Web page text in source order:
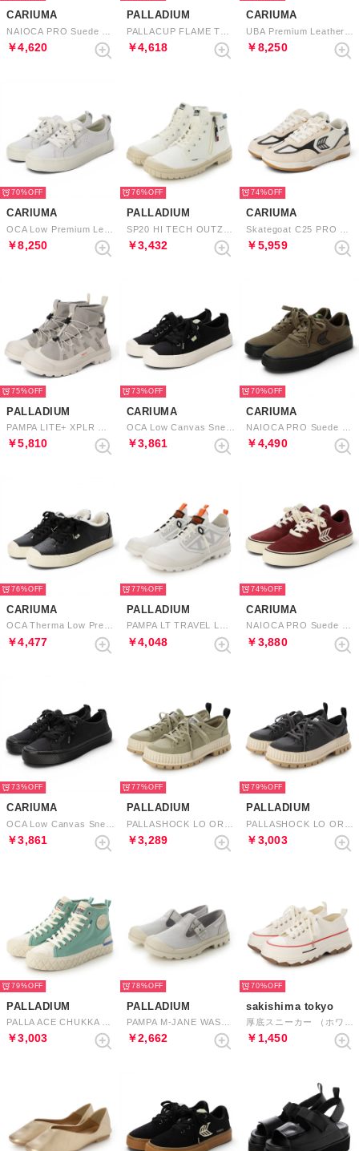
CARIUMA
￥4,620
PALLADIUM
￥4,618
CARIUMA
￥8,250
70%
CARIUMA
￥8,250
76%
PALLADIUM
￥3,432
74%
CARIUMA
￥5,959
75%
PALLADIUM
￥5,810
73%
CARIUMA
￥3,861
70%
CARIUMA
￥4,490
76%
CARIUMA
OCA Therma Low Premium Leather Sneaker （Black）
￥4,477
77%
PALLADIUM
PAMPA LT TRAVEL LO VT （STAR WHITE）
￥4,048
74%
CARIUMA
NAIOCA PRO Suede and Canvas Logo Sneaker （Cabernet Ivory）
￥3,880
73%
CARIUMA
￥3,861
77%
PALLADIUM
￥3,289
79%
PALLADIUM
￥3,003
79%
PALLADIUM
￥3,003
78%
PALLADIUM
￥2,662
70%
sakishima tokyo
￥1,450